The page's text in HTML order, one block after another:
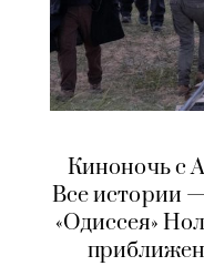
Киноночь с
Все истории
«Одиссея»